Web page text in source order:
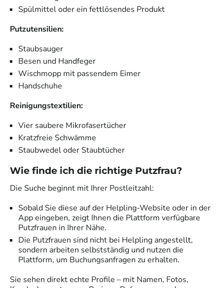
Spülmittel oder ein fettlösendes Produkt
Putzutensilien:
Staubsauger
Besen und Handfeger
Wischmopp mit passendem Eimer
Handschuhe
Reinigungstextilien:
Vier saubere Mikrofasertücher
Kratzfreie Schwämme
Staubwedel oder Staubtücher
Wie finde ich die richtige Putzfrau?
Die Suche beginnt mit Ihrer Postleitzahl:
Sobald Sie diese auf der Helpling-Website oder in der
App eingeben, zeigt Ihnen die Plattform verfügbare
Putzfrauen in Ihrer Nähe.
Die Putzfrauen sind nicht bei Helpling angestellt,
sondern arbeiten selbstständig und nutzen die
Plattform, um Buchungsanfragen zu erhalten.
Sie sehen direkt echte Profile – mit Namen, Fotos,